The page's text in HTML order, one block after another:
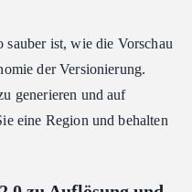
sauber ist, wie die Vorschau
der Versionierung.
generieren und auf
eine Region und behalten